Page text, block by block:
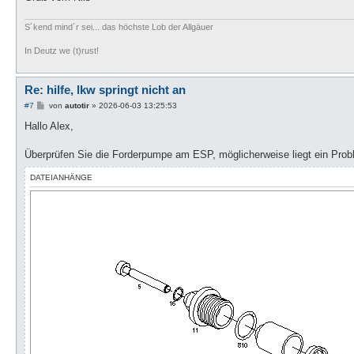
S´kend mind´r sei... das höchste Lob der Allgäuer
In Deutz we (t)rust!
Re: hilfe, lkw springt nicht an
#7
B
i
a
g
von autotir» 2026-06-03 13:25:53
Hallo Alex,
Überprüfen Sie die Forderpumpe am ESP, möglicherweise liegt ein
DATEIANHÄNGE